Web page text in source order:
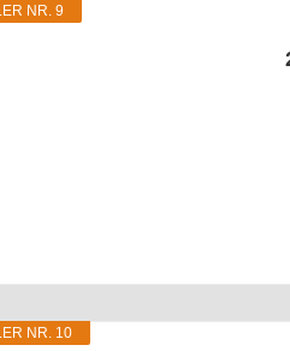
NR. 9
NR. 10